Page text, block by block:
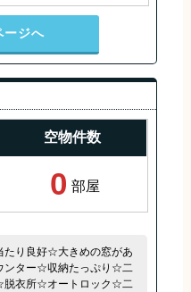
ージへ
空物件数
0 部屋
たり良好☆大きめの窓があ
ンター☆収納たっぷり☆二
脱衣所☆オートロック☆二